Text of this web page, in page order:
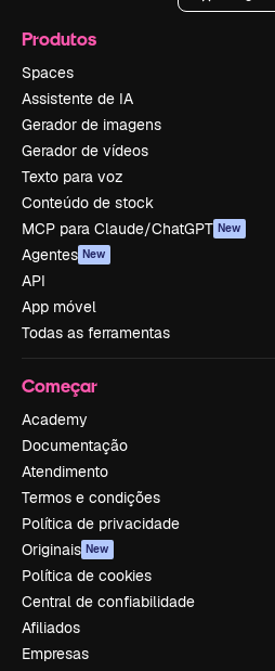
Produtos
Spaces
Assistente de IA
Gerador de imagens
Gerador de vídeos
Texto para voz
Conteúdo de stock
MCP para Claude/ChatGPT New
Agentes New
API
App móvel
Todas as ferramentas
Começar
Academy
Documentação
Atendimento
Termos e condições
Política de privacidade
Originais New
Política de cookies
Central de confiabilidade
Afiliados
Empresas